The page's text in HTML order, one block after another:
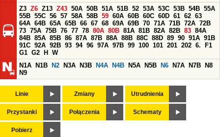
Z3 Z6 Z13 Z43 50A 50B 51A 51B 52 53A 53C 53B 54B 55A
55B 55C 56 57 58A 58B 59 60A 60B 60C 60D 61 62 63
64A 64B 65A 65B 66 67 68 69A 69B 70 71A 71B 72A 72B
73 75A 75B 76 77 78 80A 80B 81A 81B 82A 82B 83 84A
84B 85A 85B 86 87A 87B 88A 88B 88C 88D 89 90 91A 91B
91C 92A 92B 93 94 96 97A 97B 99 100 101 201 202 6.
F1
G1 G2 H
W
N1A
N1B N2 N3A N3B N4A N4B N5A N5B N6 N7A N7B
N8
N9
Linie Zmiany Utrudnienia
Przystanki Połączenia Schematy
Pobierz